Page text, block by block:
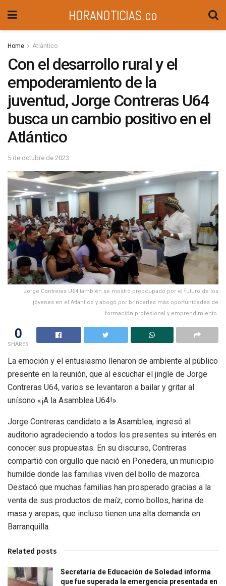
HORANOTICIAS.co
Home Atlántico
Con el desarrollo rural y el
empoderamiento de la
juventud, Jorge Contreras U64
busca un cambio positivo en el
Atlántico
5 de octubre de 2023
Jorge Contreras U64 también se mostró preocupado por el futuro de los
jóvenes en el Atlántico y abogó por brindarles más oportunidades de
formación profesional y emprendimiento.
0
SHARES
La emoción y el entusiasmo llenaron de ambiente al público
presente en la reunión, que al escuchar el jingle de Jorge
Contreras U64, varios se levantaron a bailar y gritar al
unísono «¡A la Asamblea U64!».
Jorge Contreras candidato a la Asamblea, ingresó al
auditorio agradeciendo a todos los presentes su interés en
conocer sus propuestas. En su discurso, Contreras
compartió con orgullo que nació en Ponedera, un municipio
humilde donde las familias viven del bollo de mazorca.
Destacó que muchas familias han prosperado gracias a la
venta de sus productos de maíz, como bollos, harina de
masa y arepas, que incluso tienen una alta demanda en
Barranquilla.
Related posts
Secretaría de Educación de Soledad informa
que fue superada la emergencia presentada en